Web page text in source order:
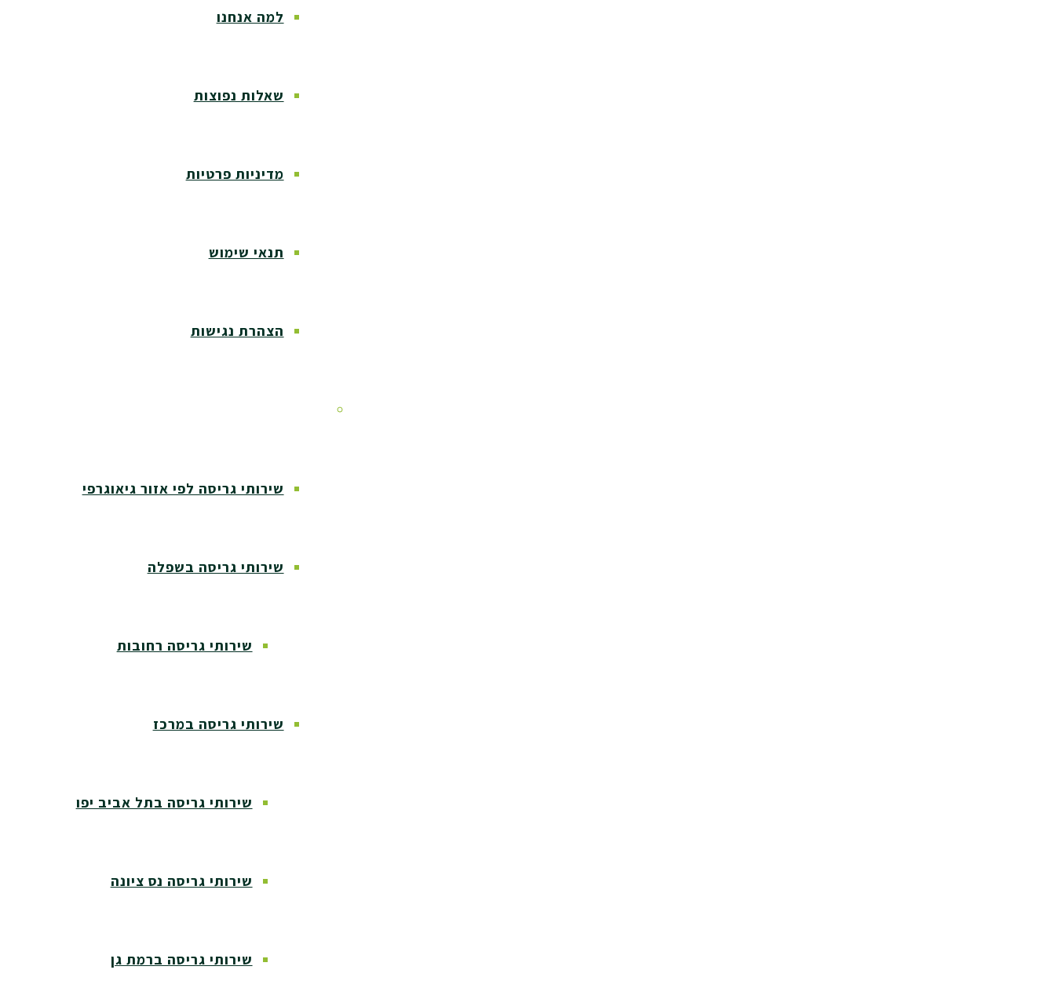
למה אנחנו
שאלות נפוצות
מדיניות פרטיות
תנאי שימוש
הצהרת נגישות
שירותי גריסה לפי אזור גיאוגרפי
שירותי גריסה בשפלה
שירותי גריסה רחובות
שירותי גריסה במרכז
שירותי גריסה בתל אביב יפו
שירותי גריסה נס ציונה
שירותי גריסה ברמת גן